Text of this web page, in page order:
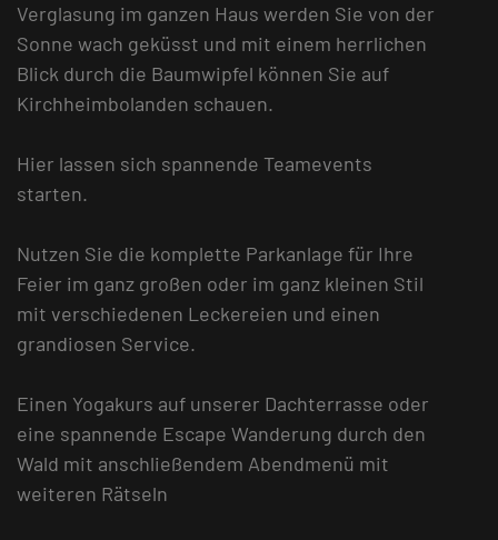
Verglasung im ganzen Haus werden Sie von der
Sonne wach geküsst und mit einem herrlichen
Blick durch die Baumwipfel können Sie auf
Kirchheimbolanden schauen.
Hier lassen sich spannende Teamevents
starten.
Nutzen Sie die komplette Parkanlage für Ihre
Feier im ganz großen oder im ganz kleinen Stil
mit verschiedenen Leckereien und einen
grandiosen Service.
Einen Yogakurs auf unserer Dachterrasse oder
eine spannende Escape Wanderung durch den
Wald mit anschließendem Abendmenü mit
weiteren Rätseln